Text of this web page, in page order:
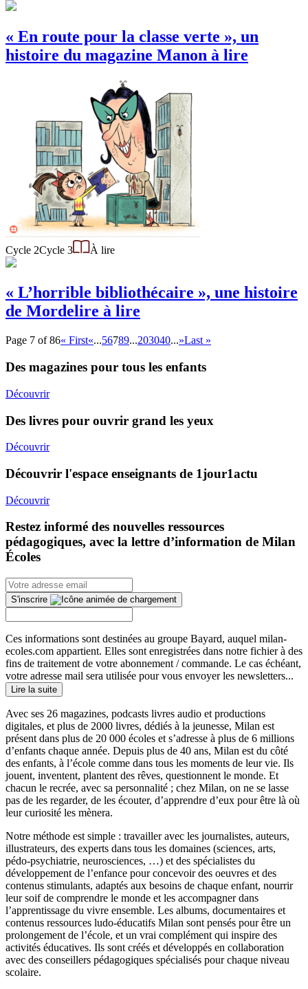
« En route pour la classe verte », un
histoire du magazine Manon à lire
Cycle 2Cycle 3 À lire
« L’horrible bibliothécaire », une histoire
de Mordelire à lire
Page 7 of 86« First«...56789...203040...»Last »
Des magazines pour tous les enfants
Découvrir
Des livres pour ouvrir grand les yeux
Découvrir
Découvrir l'espace enseignants de 1jour1actu
Découvrir
Restez informé des nouvelles ressources
pédagogiques, avec la lettre d’information de Milan
Écoles
S'inscrire
Ces informations sont destinées au groupe Bayard, auquel milan-
ecoles.com appartient. Elles sont enregistrées dans notre fichier à des
fins de traitement de votre abonnement / commande. Le cas échéant,
votre adresse mail sera utilisée pour vous envoyer les newsletters...
Lire la suite
Avec ses 26 magazines, podcasts livres audio et productions
digitales, et plus de 2000 livres, dédiés à la jeunesse, Milan est
présent dans plus de 20 000 écoles et s’adresse à plus de 6 millions
d’enfants chaque année. Depuis plus de 40 ans, Milan est du côté
des enfants, à l’école comme dans tous les moments de leur vie. Ils
jouent, inventent, plantent des rêves, questionnent le monde. Et
chacun le recrée, avec sa personnalité ; chez Milan, on ne se lasse
pas de les regarder, de les écouter, d’apprendre d’eux pour être là où
leur curiosité les mènera.
Notre méthode est simple : travailler avec les journalistes, auteurs,
illustrateurs, des experts dans tous les domaines (sciences, arts,
pédo-psychiatrie, neurosciences, …) et des spécialistes du
développement de l’enfance pour concevoir des oeuvres et des
contenus stimulants, adaptés aux besoins de chaque enfant, nourrir
leur soif de comprendre le monde et les accompagner dans
l’apprentissage du vivre ensemble. Les albums, documentaires et
contenus ressources ludo-éducatifs Milan sont pensés pour être un
prolongement de l’école, et un vrai complément qui inspire des
activités éducatives. Ils sont créés et développés en collaboration
avec des conseillers pédagogiques spécialisés pour chaque niveau
scolaire.